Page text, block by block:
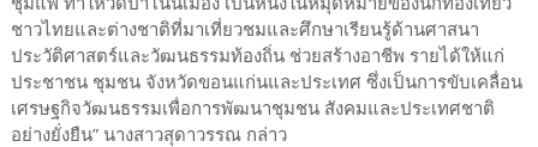
ชาวไทยและต่างชาติที่มาเที่ยวชมและศึกษาเรียนรู้ด้านศาสนา
ประวัติศาสตร์และวัฒนธรรมท้องถิ่น ช่วยสร้างอาชีพ รายได้ให้แก่
ประชาชน ชุมชน จังหวัดขอนแก่นและประเทศ ซึ่งเป็นการขับเคลื่อน
เศรษฐกิจวัฒนธรรมเพื่อการพัฒนาชุมชน สังคมและประเทศชาติ
อย่างยั่งยืน” นางสาวสุดาวรรณ กล่าว